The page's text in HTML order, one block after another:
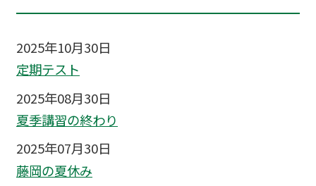
2025年10月30日
定期テスト
2025年08月30日
夏季講習の終わり
2025年07月30日
藤岡の夏休み